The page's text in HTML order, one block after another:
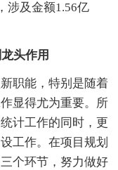
涉及金额1.56亿
头作用
职能，特别是随着
显得尤为重要。所
计工作的同时，更
工作。在项目规划
个环节，努力做好